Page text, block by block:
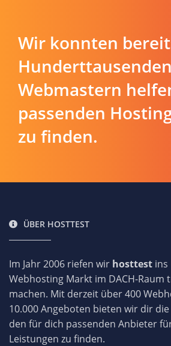
Wir konnten
Hunderttausenden
Webmastern
passenden
zu finden.
ÜBER HOSTTEST
Im Jahr 2006 riefen wir hosttest ins
Webhosting Markt im DACH-Raum
machen. Mit derzeit über 400
10.000 Angeboten bieten wir dir
den für dich passenden Anbieter
Leistungen zu finden.